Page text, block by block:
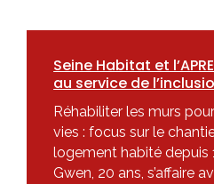
Seine Habitat et
au service de
Réhabiliter les murs
vies : focus sur le
logement habité depuis
Gwen, 20 ans, s’affaire